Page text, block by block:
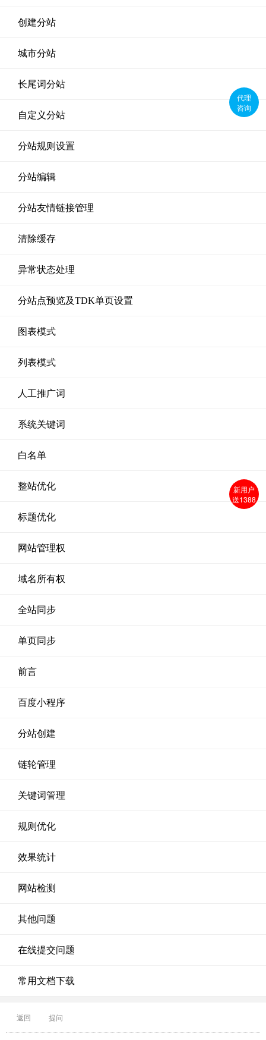
创建分站
城市分站
长尾词分站
自定义分站
分站规则设置
分站编辑
分站友情链接管理
清除缓存
异常状态处理
分站点预览及TDK单页设置
图表模式
列表模式
人工推广词
系统关键词
白名单
整站优化
标题优化
网站管理权
域名所有权
全站同步
单页同步
前言
百度小程序
分站创建
链轮管理
关键词管理
规则优化
效果统计
网站检测
其他问题
在线提交问题
常用文档下载
返回 提问
代理
咨询
新用户
送1388